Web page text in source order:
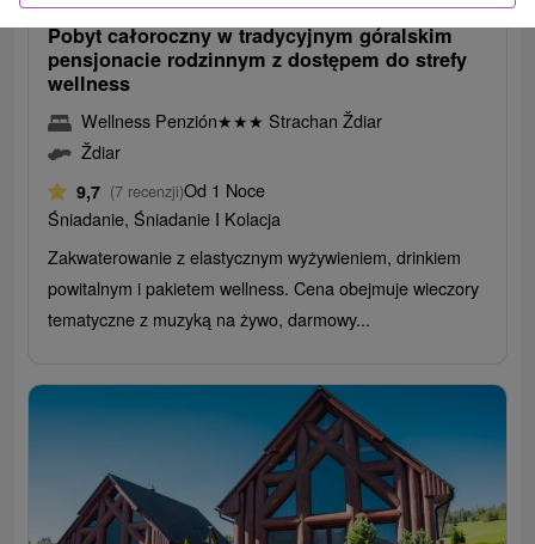
Pobyt całoroczny w tradycyjnym góralskim
pensjonacie rodzinnym z dostępem do strefy
wellness
Wellness Penzión★★★ Strachan Ždiar
Ždiar
9,7 (7 recenzji)Od 1 Noce
Śniadanie, Śniadanie I Kolacja
Zakwaterowanie z elastycznym wyżywieniem, drinkiem
powitalnym i pakietem wellness. Cena obejmuje wieczory
tematyczne z muzyką na żywo, darmowy...